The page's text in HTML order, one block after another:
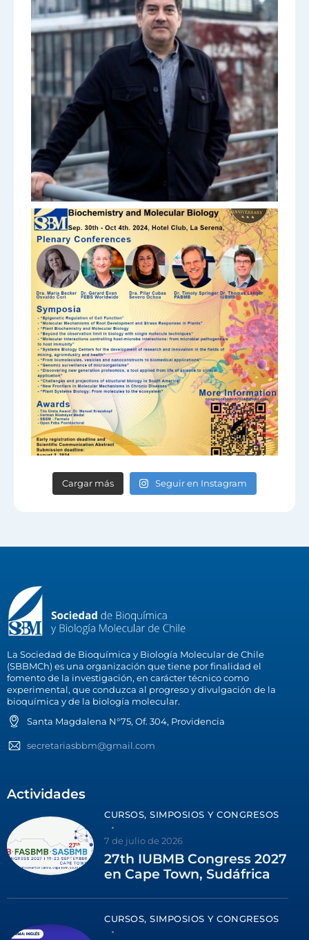
Cargar más Seguir en Instagram
La Sociedad de Bioquímica y Biología Molecular de Chile
(SBBMCh) es una organización que tiene por finalidad el
fomento de la investigación, en carácter técnico como
experimental, que conduzca al progreso y divulgación de la
bioquímica y de la biología molecular.
Santa Magdalena N°75, Of. 304, Providencia
secretariasbbm@gmail.com
Actividades
CURSOS, SIMPOSIOS Y CONGRESOS
7 de julio de 2026
27th IUBMB Congress 2027
en Cape Town, Sudáfrica
CURSOS, SIMPOSIOS Y CONGRESOS